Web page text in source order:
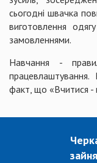
сьогодні швачка
виготовлення
замовленнями.
Навчання -
факт, що «Вчитися -